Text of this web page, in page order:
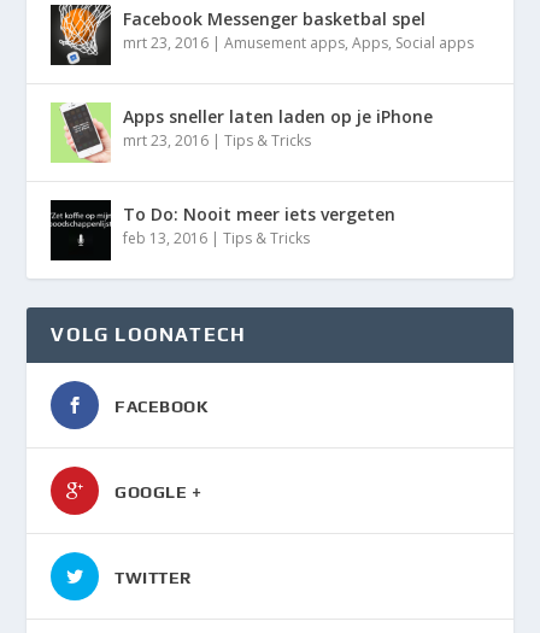
Facebook Messenger basketbal spel
mrt 23, 2016 |Amusement apps,Apps, Social apps
Apps sneller laten laden op je iPhone
mrt 23, 2016 |Tips & Tricks
To Do: Nooit meer iets vergeten
feb 13, 2016 |Tips & Tricks
VOLG LOONATECH
FACEBOOK
GOOGLE +
TWITTER